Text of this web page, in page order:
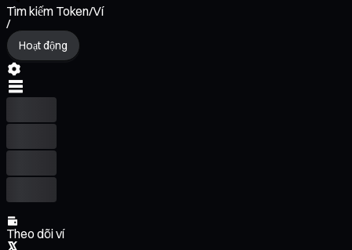
Tìm kiếm Token/Ví
/
Hoạt động
Theo dõi ví